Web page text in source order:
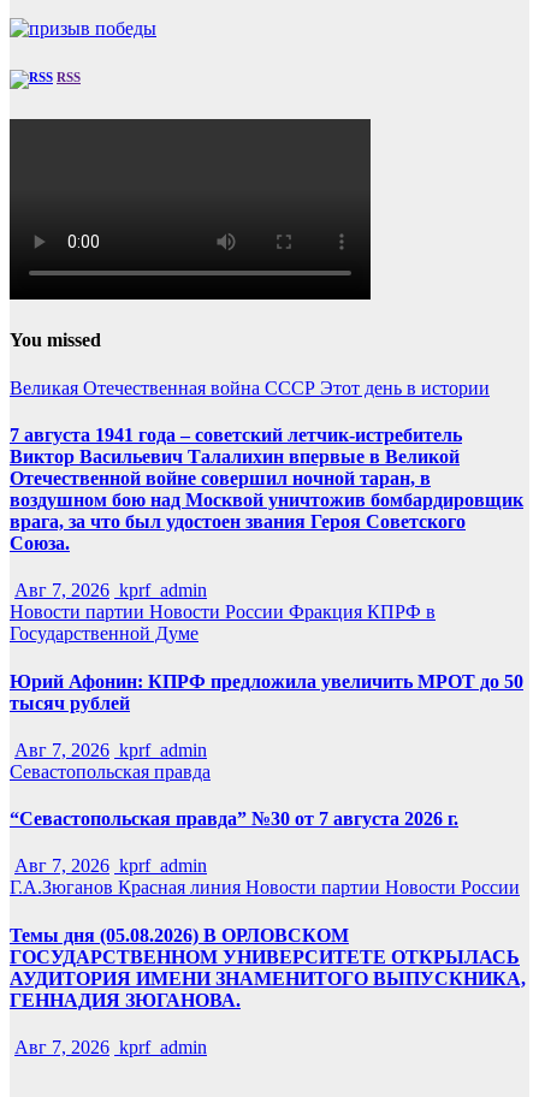
RSS
You missed
Великая Отечественная война СССР Этот день в истории
7 августа 1941 года – советский летчик-истребитель
Виктор Васильевич Талалихин впервые в Великой
Отечественной войне совершил ночной таран, в
воздушном бою над Москвой уничтожив бомбардировщик
врага, за что был удостоен звания Героя Советского
Союза.
Авг 7, 2026 kprf_admin
Новости партии Новости России Фракция КПРФ в
Государственной Думе
Юрий Афонин: КПРФ предложила увеличить МРОТ до 50
тысяч рублей
Авг 7, 2026 kprf_admin
Севастопольская правда
“Севастопольская правда” №30 от 7 августа 2026 г.
Авг 7, 2026 kprf_admin
Г.А.Зюганов Красная линия Новости партии Новости России
Темы дня (05.08.2026) В ОРЛОВСКОМ
ГОСУДАРСТВЕННОМ УНИВЕРСИТЕТЕ ОТКРЫЛАСЬ
АУДИТОРИЯ ИМЕНИ ЗНАМЕНИТОГО ВЫПУСКНИКА,
ГЕННАДИЯ ЗЮГАНОВА.
Авг 7, 2026 kprf_admin